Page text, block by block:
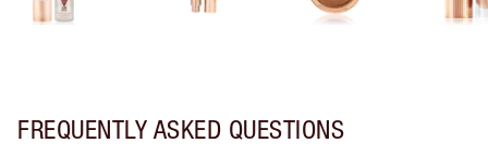
FREQUENTLY ASKED QUESTIONS